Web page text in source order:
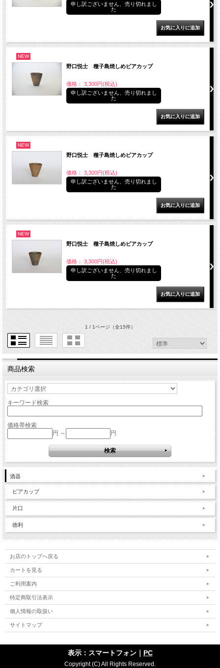
申し訳ございません、売り切れまし
た
NEW
野口悦士 種子島焼しめビアカップ
価格： 3,300円(税込)
申し訳ございません、売り切れまし
た
NEW
野口悦士 種子島焼しめビアカップ
価格： 3,300円(税込)
申し訳ございません、売り切れまし
た
NEW
野口悦士 種子島焼しめビアカップ
価格： 3,300円(税込)
申し訳ございません、売り切れまし
た
1 / 1ページ（全15件）
商品検索
キーワード検索
価格帯検索
円 ～
円
酒器
ビアカップ
片口
徳利
お店のトップへ戻る
カートを見る
ご利用案内
特定商取引法表示
個人情報の取扱い
サイトマップ
表示：スマートフォン｜ PC
Copyright (C) All Rights Reserved.